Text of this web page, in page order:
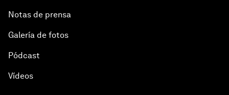
Notas de prensa
Galería de fotos
Pódcast
Vídeos